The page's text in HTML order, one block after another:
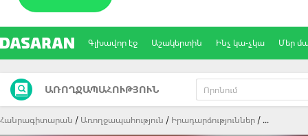
Գլխավոր էջ Աշակերտին Ինչ կա-չկա Մեր
ԱՌՈՂՋԱՊԱՀՈՒԹՅՈՒՆ
Հանրագիտարան Առողջապահություն Իրադարձություններ ...